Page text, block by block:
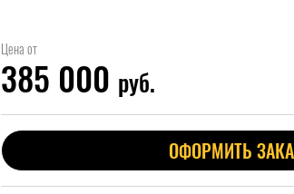
Цена от
385 000 руб.
ОФОРМИТЬ